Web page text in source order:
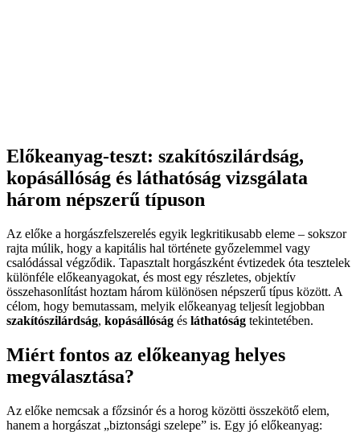
Előkeanyag-teszt: szakítószilárdság,
kopásállóság és láthatóság vizsgálata
három népszerű típuson
Az előke a horgászfelszerelés egyik legkritikusabb eleme – sokszor
rajta múlik, hogy a kapitális hal története győzelemmel vagy
csalódással végződik. Tapasztalt horgászként évtizedek óta tesztelek
különféle előkeanyagokat, és most egy részletes, objektív
összehasonlítást hoztam három különösen népszerű típus között. A
célom, hogy bemutassam, melyik előkeanyag teljesít legjobban
szakítószilárdság, kopásállóság és láthatóság tekintetében.
Miért fontos az előkeanyag helyes
megválasztása?
Az előke nemcsak a főzsinór és a horog közötti összekötő elem,
hanem a horgászat „biztonsági szelepe” is. Egy jó előkeanyag: